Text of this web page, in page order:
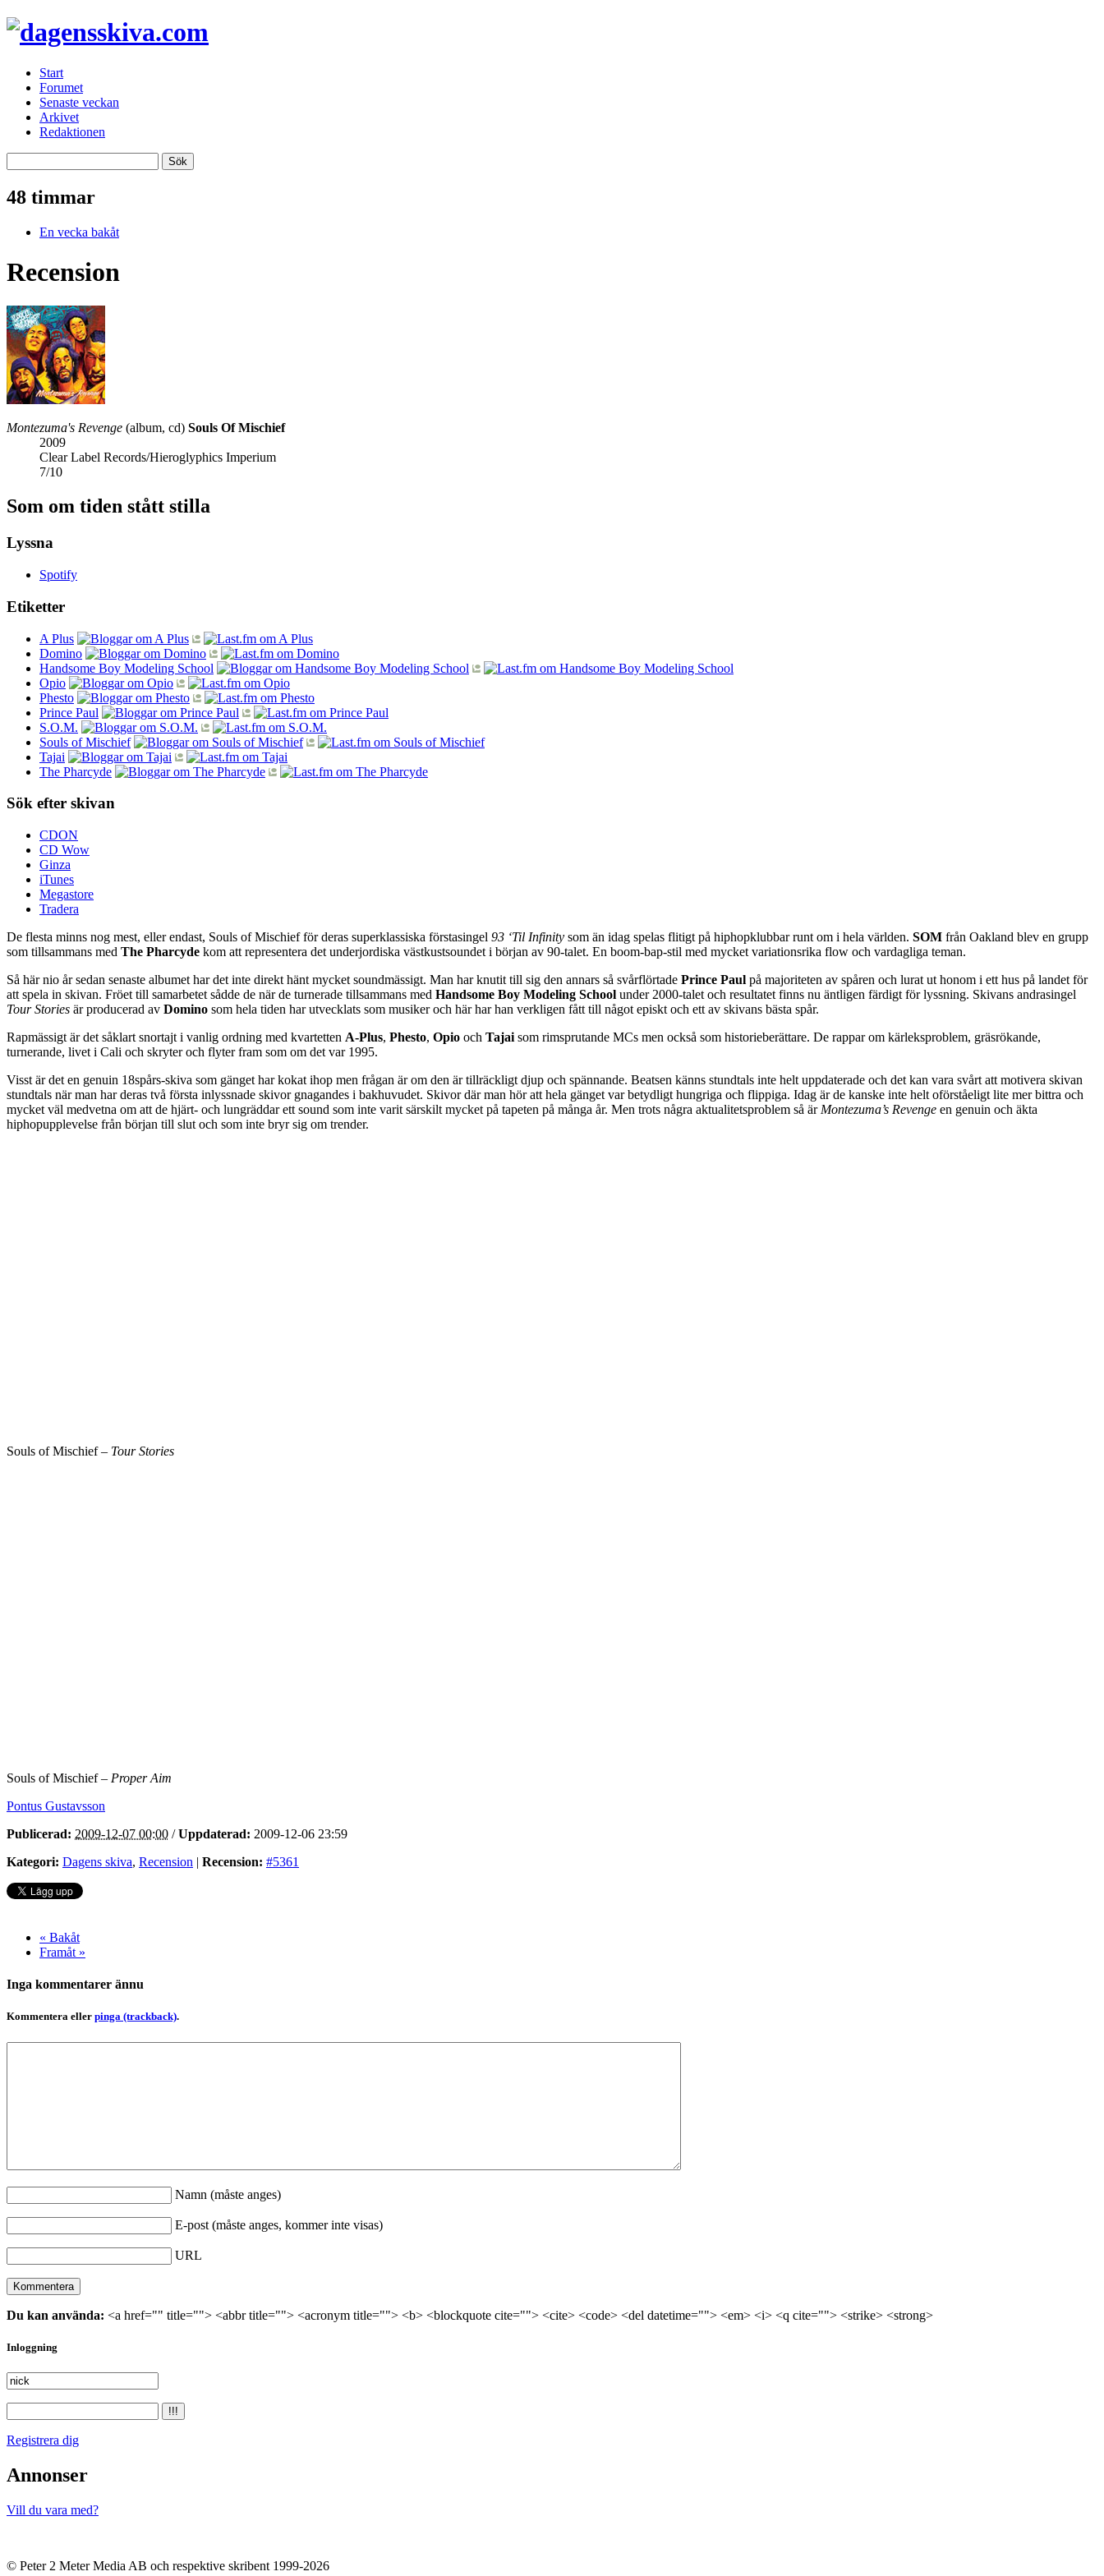
Start
Forumet
Senaste veckan
Arkivet
Redaktionen
48 timmar
En vecka bakåt
Recension
Montezuma's Revenge (album, cd) Souls Of Mischief
2009
Clear Label Records/Hieroglyphics Imperium
7/10
Som om tiden stått stilla
Lyssna
Spotify
Etiketter
A Plus
Domino
Handsome Boy Modeling School
Opio
Phesto
Prince Paul
S.O.M.
Souls of Mischief
Tajai
The Pharcyde
Sök efter skivan
CDON
CD Wow
Ginza
iTunes
Megastore
Tradera
De flesta minns nog mest, eller endast, Souls of Mischief för deras superklassiska förstasingel 93 ‘Til Infinity som än idag spelas flitigt på hiphopklubbar runt om i hela världen. SOM från Oakland blev en grupp
som tillsammans med The Pharcyde kom att representera det underjordiska västkustsoundet i början av 90-talet. En boom-bap-stil med mycket variationsrika flow och vardagliga teman.
Så här nio år sedan senaste albumet har det inte direkt hänt mycket soundmässigt. Man har knutit till sig den annars så svårflörtade Prince Paul på majoriteten av spåren och lurat ut honom i ett hus på landet för
att spela in skivan. Fröet till samarbetet sådde de när de turnerade tillsammans med Handsome Boy Modeling School under 2000-talet och resultatet finns nu äntligen färdigt för lyssning. Skivans andrasingel
Tour Stories är producerad av Domino som hela tiden har utvecklats som musiker och här har han verkligen fått till något episkt och ett av skivans bästa spår.
Rapmässigt är det såklart snortajt i vanlig ordning med kvartetten A-Plus, Phesto, Opio och Tajai som rimsprutande MCs men också som historieberättare. De rappar om kärleksproblem, gräsrökande,
turnerande, livet i Cali och skryter och flyter fram som om det var 1995.
Visst är det en genuin 18spårs-skiva som gänget har kokat ihop men frågan är om den är tillräckligt djup och spännande. Beatsen känns stundtals inte helt uppdaterade och det kan vara svårt att motivera skivan
stundtals när man har deras två första inlyssnade skivor gnagandes i bakhuvudet. Skivor där man hör att hela gänget var betydligt hungriga och flippiga. Idag är de kanske inte helt oförståeligt lite mer bittra och
mycket väl medvetna om att de hjärt- och lungräddar ett sound som inte varit särskilt mycket på tapeten på många år. Men trots några aktualitetsproblem så är Montezuma’s Revenge en genuin och äkta
hiphopupplevelse från början till slut och som inte bryr sig om trender.
Souls of Mischief – Tour Stories
Souls of Mischief – Proper Aim
Pontus Gustavsson
Publicerad: 2009-12-07 00:00 /Uppdaterad: 2009-12-06 23:59
Kategori: Dagens skiva, Recension | Recension: #5361
« Bakåt
Framåt »
Inga kommentarer ännu
Kommentera eller pinga (trackback).
Namn (måste anges)
E-post (måste anges, kommer inte visas)
URL
Du kan använda: <a href="" title=""> <abbr title=""> <acronym title=""> <b> <blockquote cite=""> <cite> <code> <del datetime=""> <em> <i> <q cite=""> <strike> <strong>
Inloggning
Registrera dig
Annonser
Vill du vara med?
© Peter 2 Meter Media AB och respektive skribent 1999-2026